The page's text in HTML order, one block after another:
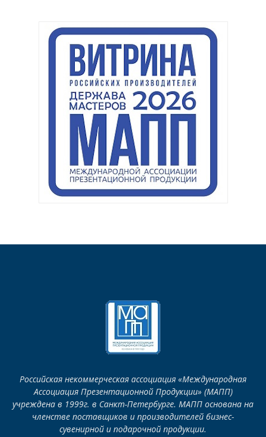
Российская некоммерческая ассоциация «Международная
Ассоциация Презентационной Продукции» (МАПП)
учреждена в 1999г. в Санкт-Петербурге. МАПП основана на
членстве поставщиков и производителей бизнес-
сувенирной и подарочной продукции.